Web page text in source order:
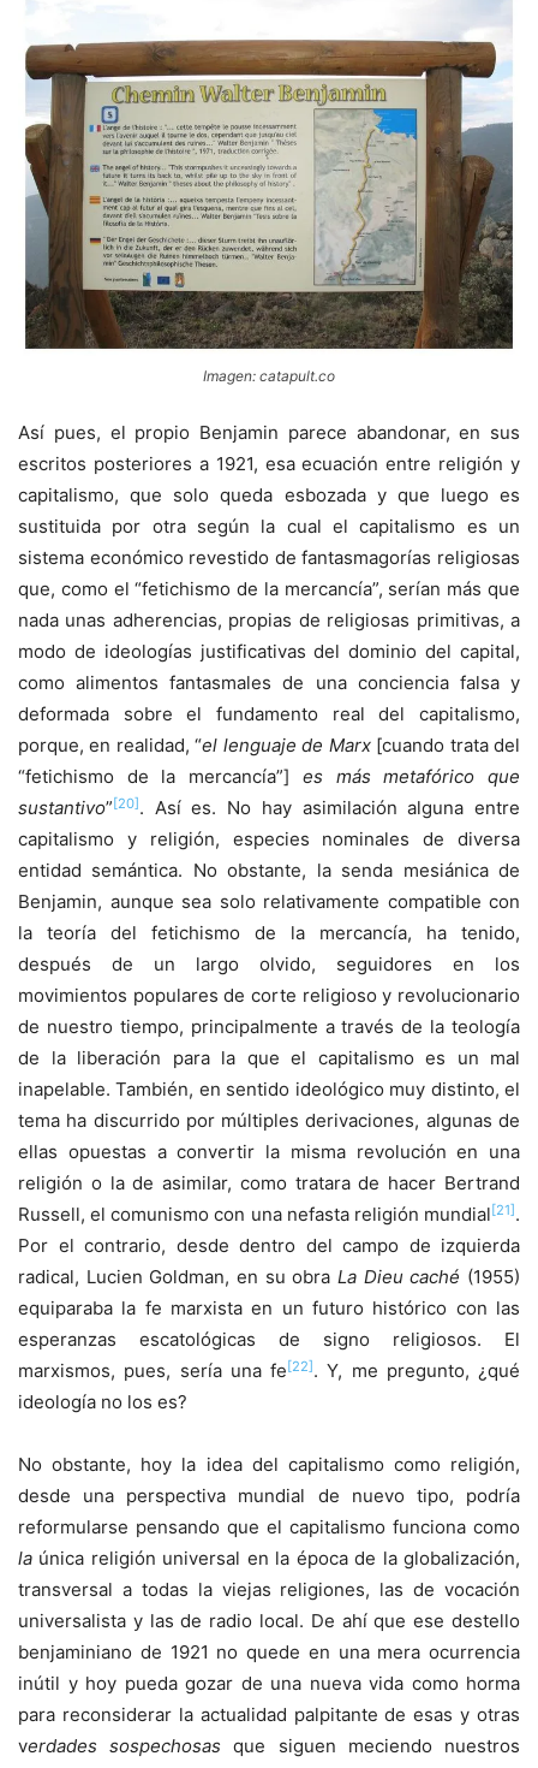
Imagen: catapult.co
Así pues, el propio Benjamin parece abandonar, en sus
escritos posteriores a 1921, esa ecuación entre religión y
capitalismo, que solo queda esbozada y que luego es
sustituida por otra según la cual el capitalismo es un
sistema económico revestido de fantasmagorías religiosas
que, como el “fetichismo de la mercancía”, serían más que
nada unas adherencias, propias de religiosas primitivas, a
modo de ideologías justificativas del dominio del capital,
como alimentos fantasmales de una conciencia falsa y
deformada sobre el fundamento real del capitalismo,
porque, en realidad, “el lenguaje de Marx[cuando trata del
“fetichismo de la mercancía”] es más metafórico que
sustantivo”[20]. Así es. No hay asimilación alguna entre
capitalismo y religión, especies nominales de diversa
entidad semántica. No obstante, la senda mesiánica de
Benjamin, aunque sea solo relativamente compatible con
la teoría del fetichismo de la mercancía, ha tenido,
después de un largo olvido, seguidores en los
movimientos populares de corte religioso y revolucionario
de nuestro tiempo, principalmente a través de la teología
de la liberación para la que el capitalismo es un mal
inapelable. También, en sentido ideológico muy distinto, el
tema ha discurrido por múltiples derivaciones, algunas de
ellas opuestas a convertir la misma revolución en una
religión o la de asimilar, como tratara de hacer Bertrand
Russell, el comunismo con una nefasta religión mundial[21].
Por el contrario, desde dentro del campo de izquierda
radical, Lucien Goldman, en su obra La Dieu caché (1955)
equiparaba la fe marxista en un futuro histórico con las
esperanzas escatológicas de signo religiosos. El
marxismos, pues, sería una fe[22]. Y, me pregunto, ¿qué
ideología no los es?
No obstante, hoy la idea del capitalismo como religión,
desde una perspectiva mundial de nuevo tipo, podría
reformularse pensando que el capitalismo funciona como
la única religión universal en la época de la globalización,
transversal a todas la viejas religiones, las de vocación
universalista y las de radio local. De ahí que ese destello
benjaminiano de 1921 no quede en una mera ocurrencia
inútil y hoy pueda gozar de una nueva vida como horma
para reconsiderar la actualidad palpitante de esas y otras
verdades sospechosasque siguen meciendo nuestros